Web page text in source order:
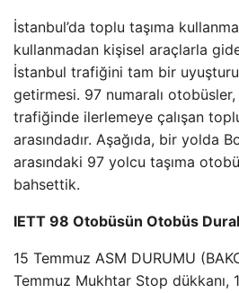
İstanbul’da toplu taşıma
kullanmadan kişisel araçlarla
İstanbul trafiğini tam bir
getirmesi. 97 numaralı otobüsler,
trafiğinde ilerlemeye çalışan
arasındadır. Aşağıda, bir yolda
arasındaki 97 yolcu taşıma
bahsettik.
IETT 98 Otobüsün Otobüs
15 Temmuz ASM DURUMU
Temmuz Mukhtar Stop dükkanı,